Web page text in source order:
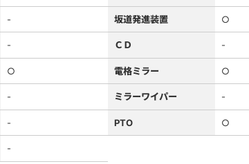
- 坂道発進装置 ○
- ＣＤ -
○ 電格ミラー ○
- ミラーワイパー -
- PTO ○
-